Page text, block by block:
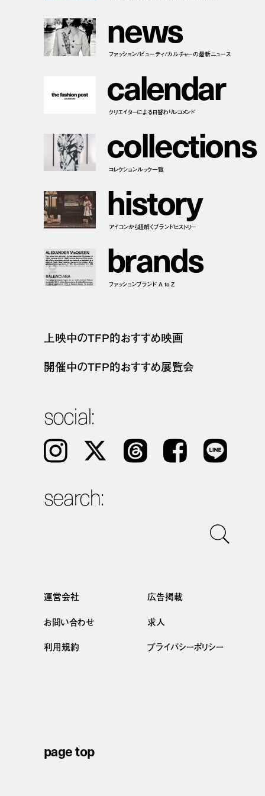
news
ファッション/ビューティ/カルチャーの最新ニュース
calendar
クリエイターによる日替わりレコメンド
collections
コレクションルック一覧
history
アイコンから紐解くブランドヒストリー
brands
ファッションブランド A to Z
上映中のTFP的おすすめ映画
開催中のTFP的おすすめ展覧会
social:
Instagram 𝕏 Threads Facebook LINE
search:
運営会社
広告掲載
お問い合わせ
求人
利用規約 プライバシーポリシー
page top